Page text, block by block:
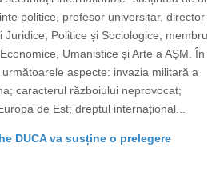
politice, profesor universitar, director
Politice și Sociologice, membru
Umanistice și Arte a AȘM. În
aspecte: invazia militară a
caracterul războiului neprovocat;
de Est; dreptul internațional...
DUCA va susține o prelegere